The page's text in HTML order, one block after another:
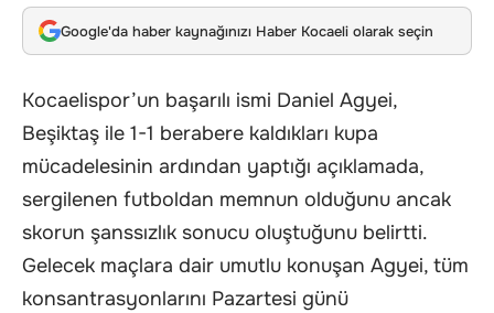
Google'da haber kaynağınızı Haber Kocaeli olarak seçin
Kocaelispor’un başarılı ismi Daniel Agyei,
Beşiktaş ile 1-1 berabere kaldıkları kupa
mücadelesinin ardından yaptığı açıklamada,
sergilenen futboldan memnun olduğunu ancak
skorun şanssızlık sonucu oluştuğunu belirtti.
Gelecek maçlara dair umutlu konuşan Agyei, tüm
konsantrasyonlarını Pazartesi günü